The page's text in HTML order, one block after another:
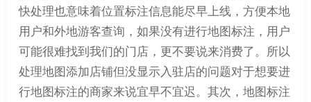
快处理也意味着位置标注信息能尽早上线，方便本地
用户和外地游客查询，如果没有进行地图标注，用户
可能很难找到我们的门店，更不要说来消费了。所以
处理地图添加店铺但没显示入驻店的问题对于想要进
行地图标注的商家来说宜早不宜迟。其次，地图标注